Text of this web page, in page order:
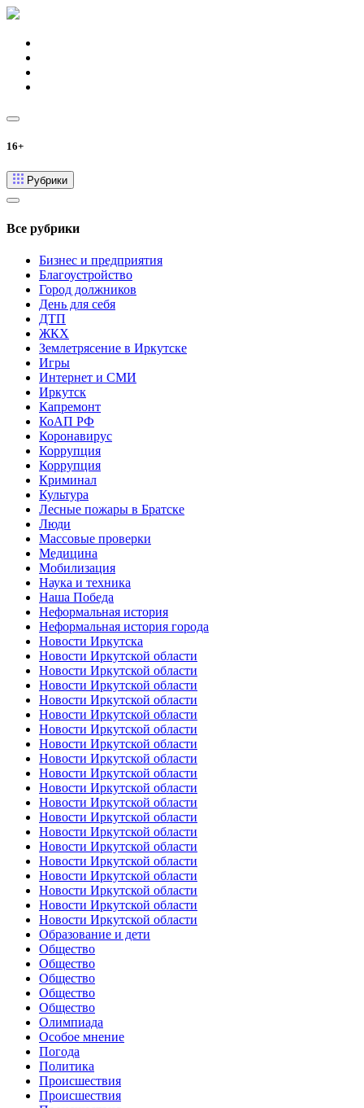
16+
Рубрики
Все рубрики
Бизнес и предприятия
Благоустройство
Город должников
День для себя
ДТП
ЖКХ
Землетрясение в Иркутске
Игры
Интернет и СМИ
Иркутск
Капремонт
КоАП РФ
Коронавирус
Коррупция
Коррупция
Криминал
Культура
Лесные пожары в Братске
Люди
Массовые проверки
Медицина
Мобилизация
Наука и техника
Наша Победа
Неформальная история
Неформальная история города
Новости Иркутска
Новости Иркутской области
Новости Иркутской области
Новости Иркутской области
Новости Иркутской области
Новости Иркутской области
Новости Иркутской области
Новости Иркутской области
Новости Иркутской области
Новости Иркутской области
Новости Иркутской области
Новости Иркутской области
Новости Иркутской области
Новости Иркутской области
Новости Иркутской области
Новости Иркутской области
Новости Иркутской области
Новости Иркутской области
Новости Иркутской области
Новости Иркутской области
Образование и дети
Общество
Общество
Общество
Общество
Общество
Олимпиада
Особое мнение
Погода
Политика
Происшествия
Происшествия